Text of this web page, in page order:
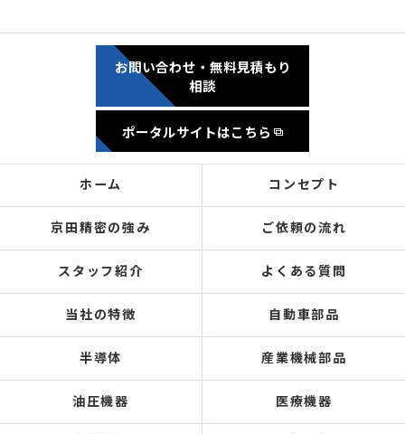
お問い合わせ・無料見積もり
相談
ポータルサイトはこちら
ホーム コンセプト
京田精密の強み ご依頼の流れ
スタッフ紹介 よくある質問
当社の特徴 自動車部品
半導体 産業機械部品
油圧機器 医療機器